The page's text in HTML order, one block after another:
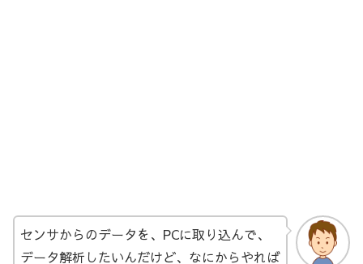
センサからのデータを、PCに取り込んで、
データ解析したいんだけど、なにからやれば